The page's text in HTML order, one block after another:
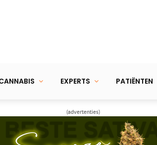
EXPERTS PATIËNTEN
(advertenties)
met tekorten en klimaat